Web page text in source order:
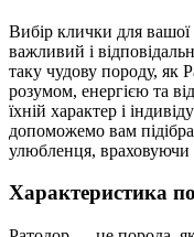
Вибір клички для
важливий і
таку чудову породу, як
розумом, енергією та
їхній характер і
допоможемо вам
улюбленця, враховуючи
Характеристика